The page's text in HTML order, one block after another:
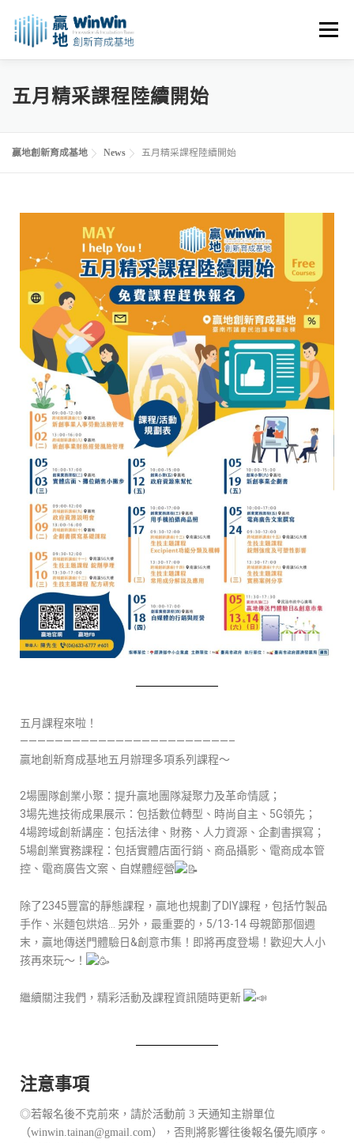
選單
關於我們 最新消息 創業資源
進駐申請 活動花絮 空間租用
五月精采課程陸續開始
贏地創新育成基地 News 五月精采課程陸續開始
五月課程來啦！
————————————————————————–
贏地創新育成基地五月辦理多項系列課程～
2場團隊創業小聚：提升贏地團隊凝聚力及革命情感；
3場先進技術成果展示：包括數位轉型、時尚自主、5G領先；
4場跨域創新講座：包括法律、財務、人力資源、企劃書撰寫；
5場創業實務課程：包括實體店面行銷、商品攝影、電商成本管
控、電商廣告文案、自媒體經營
除了2345豐富的靜態課程，贏地也規劃了DIY課程，包括竹製品
手作、米麵包烘焙… 另外，最重要的，5/13-14 母親節那個週
末，贏地傳送門體驗日&創意市集！即將再度登場！歡迎大人小
孩再來玩～！
繼續關注我們，精彩活動及課程資訊隨時更新
注意事項
◎若報名後不克前來，請於活動前 3 天通知主辦單位
（winwin.tainan@gmail.com），否則將影響往後報名優先順序。